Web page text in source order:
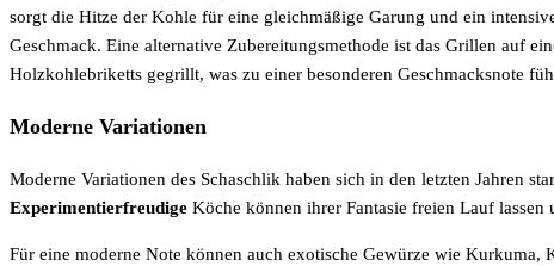
sorgt die Hitze der Kohle für eine gleichmäßige Garung und ein
Geschmack. Eine alternative Zubereitungsmethode ist das Grillen auf
Holzkohlebriketts gegrillt, was zu einer besonderen Geschmacksnote
Moderne Variationen
Moderne Variationen des Schaschlik haben sich in den letzten Jahren
Experimentierfreudige Köche können ihrer Fantasie freien Lauf
Für eine moderne Note können auch exotische Gewürze wie